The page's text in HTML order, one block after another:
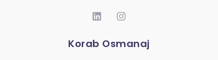
Korab Osmanaj